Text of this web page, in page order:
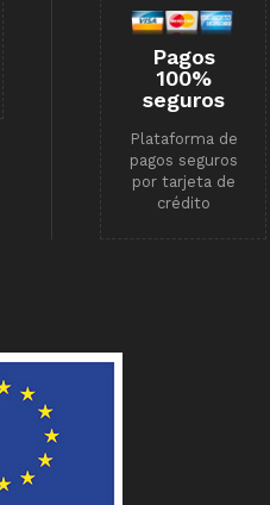
Pagos
100%
seguros
Plataforma de
pagos seguros
por tarjeta de
crédito